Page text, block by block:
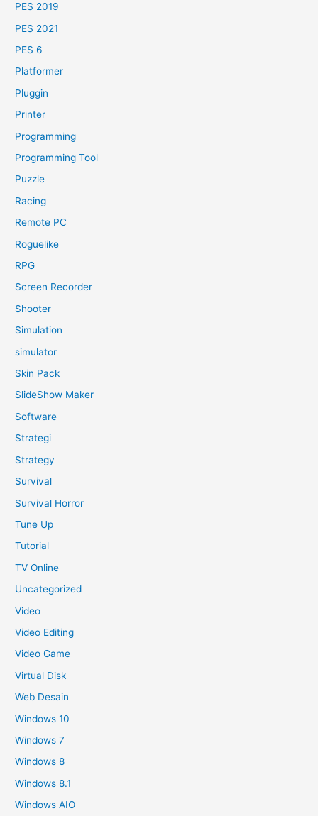
PES 2019
PES 2021
PES 6
Platformer
Pluggin
Printer
Programming
Programming Tool
Puzzle
Racing
Remote PC
Roguelike
RPG
Screen Recorder
Shooter
Simulation
simulator
Skin Pack
SlideShow Maker
Software
Strategi
Strategy
Survival
Survival Horror
Tune Up
Tutorial
TV Online
Uncategorized
Video
Video Editing
Video Game
Virtual Disk
Web Desain
Windows 10
Windows 7
Windows 8
Windows 8.1
Windows AIO